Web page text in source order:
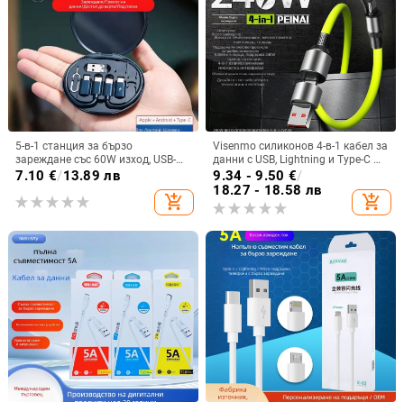
5-в-1 станция за бързо
зареждане със 60W изход, USB-
C/Lightning/Micro USB
7.10 €/13.89 лв
add_shopping_cart
Visenmo силиконов 4-в-1 кабел за
данни с USB, Lightning и Type-C —
240W бързо зареждане
9.34 - 9.50 €/
18.27 - 18.58 лв
add_shopping_cart